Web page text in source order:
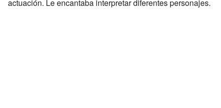
actuación. Le encantaba interpretar diferentes personajes.